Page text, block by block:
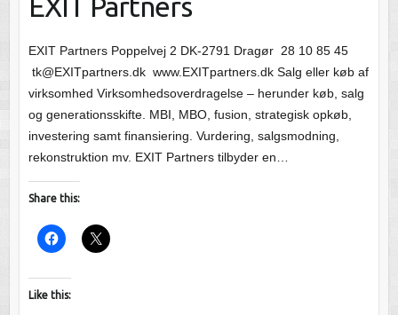
EXIT Partners Poppelvej 2 DK-2791 Dragør 28 10 85 45
tk@EXITpartners.dk www.EXITpartners.dk Salg eller køb af
virksomhed Virksomhedsoverdragelse – herunder køb, salg
og generationsskifte. MBI, MBO, fusion, strategisk opkøb,
investering samt finansiering. Vurdering, salgsmodning,
rekonstruktion mv. EXIT Partners tilbyder en…
Share this:
Like this: